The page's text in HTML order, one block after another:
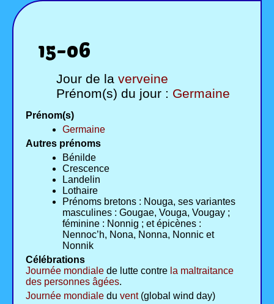
15-06
Jour de la verveine
Prénom(s) du jour : Germaine
Prénom(s)
Germaine
Autres prénoms
Bénilde
Crescence
Landelin
Lothaire
Prénoms bretons : Nouga, ses variantes
masculines : Gougae, Vouga, Vougay ;
féminine : Nonnig ; et épicènes :
Nennoc’h, Nona, Nonna, Nonnic et
Nonnik
Célébrations
Journée mondiale de lutte contre la maltraitance
des personnes âgées.
Journée mondiale du vent(global wind day)